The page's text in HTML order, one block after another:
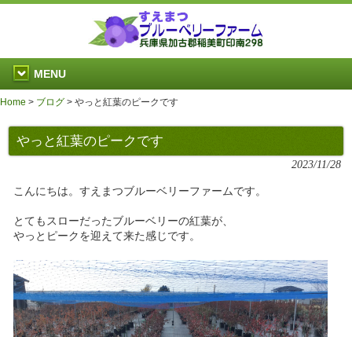
MENU
Home > ブログ > やっと紅葉のピークです
やっと紅葉のピークです
2023/11/28
こんにちは。すえまつブルーベリーファームです。
とてもスローだったブルーベリーの紅葉が、
やっとピークを迎えて来た感じです。